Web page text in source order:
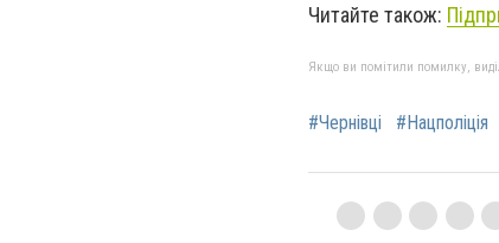
Читайте також:
Якщо ви помітили помилку,
#Чернівці #Нацполіція